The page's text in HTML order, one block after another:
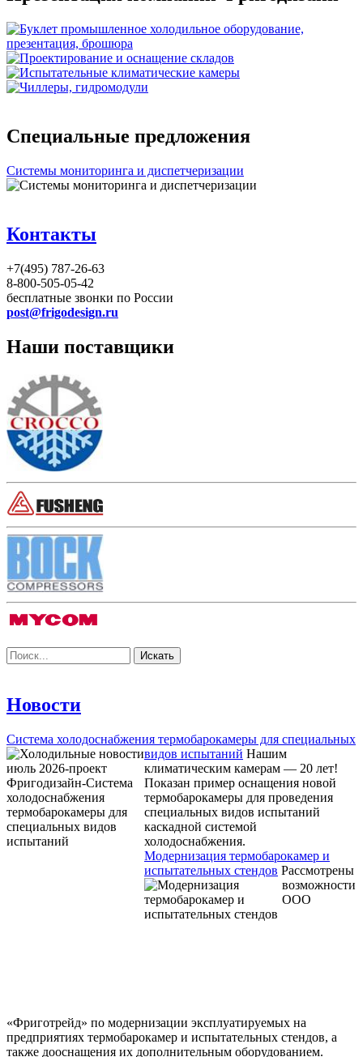
Специальные предложения
Системы мониторинга и диспетчеризации
Контакты
+7(495) 787-26-63
8-800-505-05-42
бесплатные звонки по России
post@frigodesign.ru
Наши поставщики
Новости
Система холодоснабжения термобарокамеры для специальных
видов испытаний Нашим
климатическим камерам — 20 лет!
Показан пример оснащения новой
термобарокамеры для проведения
специальных видов испытаний
каскадной системой
холодоснабжения.
Модернизация термобарокамер и
испытательных стендов Рассмотрены
возможности
ООО
«Фриготрейд» по модернизации эксплуатируемых на
предприятиях термобарокамер и испытательных стендов, а
также дооснащения их дополнительным оборудованием.